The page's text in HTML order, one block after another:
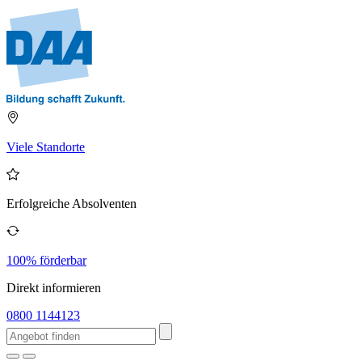
Viele Standorte
Erfolgreiche Absolventen
100% förderbar
Direkt informieren
0800 1144123